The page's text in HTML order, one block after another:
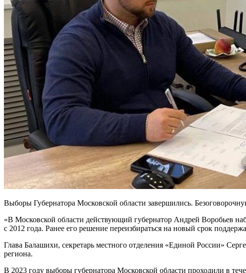
Выборы Губернатора Московской области завершились.
«В Московской области действующий губернатор Андрей Воробьев
с 2012 года. Ранее его решение переизбираться на новый срок
Глава Балашихи, секретарь местного отделения «Единой России»
региона.
В 2023 году выборы губернатора Московской области проходили в